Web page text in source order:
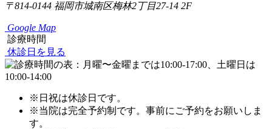
〒814-0144 福岡市城南区梅林2丁目27-14 2F
Google Map
診療時間
休診日を見る
※日祝は休診日です。
※当院は完全予約制です。事前にご予約をお願いしま
す。